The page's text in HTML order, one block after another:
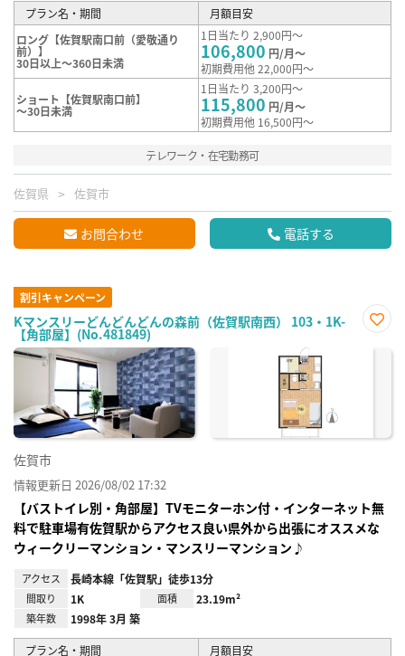
プラン名・期間
月額目安
ロング【佐賀駅南口前（愛敬通り
前）】
30日以上～360日未満
1日当たり 2,900円～
106,800 円/月～
初期費用他 22,000円～
ショート【佐賀駅南口前】
～30日未満
1日当たり 3,200円～
115,800 円/月～
初期費用他 16,500円～
テレワーク・在宅勤務可
佐賀県 佐賀市
お問合わせ 電話する
割引キャンペーン
Kマンスリーどんどんどんの森前（佐賀駅南西） 103・1K-
【角部屋】(No.481849)
に入
佐賀市
情報更新日 2026/08/02 17:32
【バストイレ別・角部屋】TVモニターホン付・インターネット無
料で駐車場有佐賀駅からアクセス良い県外から出張にオススメな
ウィークリーマンション・マンスリーマンション♪
アクセス 長崎本線「佐賀駅」徒歩13分
間取り 1K 面積 23.19m²
築年数 1998年 3月 築
プラン名・期間
月額目安